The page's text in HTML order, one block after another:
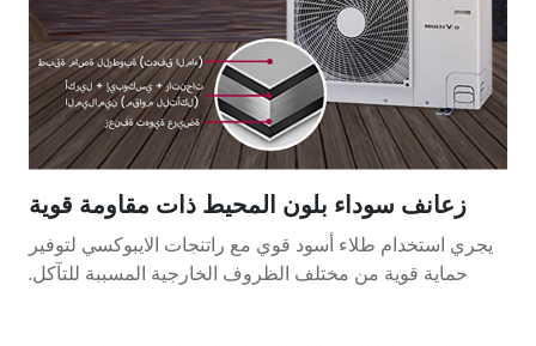
زعانف سوداء بلون المحيط ذات مقاومة قوية
يجري استخدام طلاء أسود قوي مع راتنجات الايبوكسي لتوفير
حماية قوية من مختلف الظروف الخارجية المسببة للتآكل.